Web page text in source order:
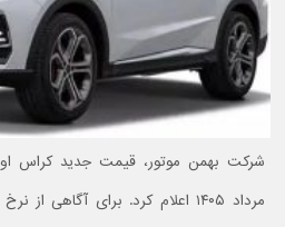
شرکت بهمن موتور، قیمت جدید کراس
مرداد ۱۴۰۵ اعلام کرد. برای